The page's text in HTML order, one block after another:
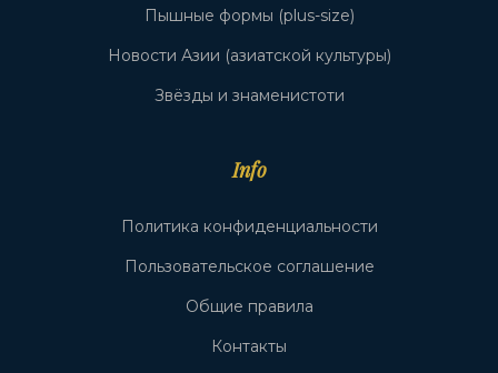
Пышные формы (plus-size)
Новости Азии (азиатской культуры)
Звёзды и знаменистоти
Info
Политика конфиденциальности
Пользовательское соглашение
Общие правила
Контакты